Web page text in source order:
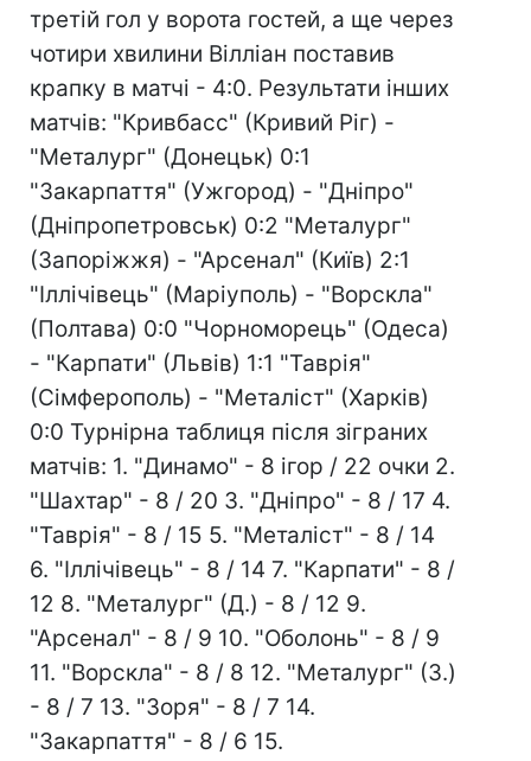
третій гол у ворота гостей, а ще через
чотири хвилини Вілліан поставив
крапку в матчі - 4:0. Результати інших
матчів: "Кривбасс" (Кривий Ріг) -
"Металург" (Донецьк) 0:1
"Закарпаття" (Ужгород) - "Дніпро"
(Дніпропетровськ) 0:2 "Металург"
(Запоріжжя) - "Арсенал" (Київ) 2:1
"Іллічівець" (Маріуполь) - "Ворскла"
(Полтава) 0:0 "Чорноморець" (Одеса)
- "Карпати" (Львів) 1:1 "Таврія"
(Сімферополь) - "Металіст" (Харків)
0:0 Турнірна таблиця після зіграних
матчів: 1. "Динамо" - 8 ігор / 22 очки 2.
"Шахтар" - 8 / 20 3. "Дніпро" - 8 / 17 4.
"Таврія" - 8 / 15 5. "Металіст" - 8 / 14
6. "Іллічівець" - 8 / 14 7. "Карпати" - 8 /
12 8. "Металург" (Д.) - 8 / 12 9.
"Арсенал" - 8 / 9 10. "Оболонь" - 8 / 9
11. "Ворскла" - 8 / 8 12. "Металург" (З.)
- 8 / 7 13. "Зоря" - 8 / 7 14.
"Закарпаття" - 8 / 6 15.